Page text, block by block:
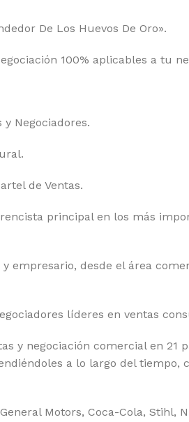
De Los Huevos De Oro».
100% aplicables a tu
y Negociadores.
de Ventas.
principal en los más
empresario, desde el área
líderes en ventas
y negociación comercial en 21
a lo largo del tiempo,
Motors, Coca-Cola, Stihl,